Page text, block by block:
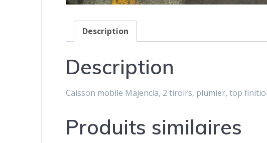
Description
Description
Caisson mobile Majencia, 2 tiroirs, plumier, top
Produits similaires